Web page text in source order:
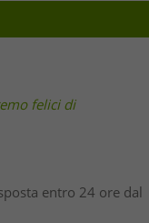
felici di
entro 24 ore dal